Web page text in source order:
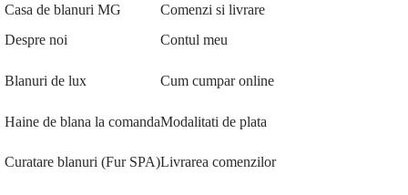
Casa de blanuri MG
Despre noi
Blanuri de lux
Haine de blana la comanda
Curatare blanuri (Fur SPA)
Comenzi si livrare
Contul meu
Cum cumpar online
Modalitati de plata
Livrarea comenzilor